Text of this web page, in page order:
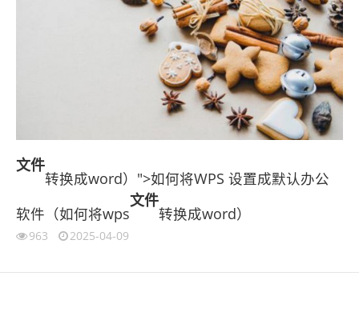
文件
转换成word）">如何将WPS 设置成默认办公
软件（如何将wps
文件
转换成word）
963 2025-04-09